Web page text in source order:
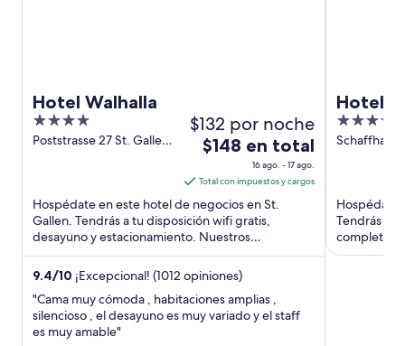
Hotel Walhalla
4
out
Poststrasse 27 St. Gallen
$132 por noche
El
es
de
$148
en
total
por
noche
del
$148 en total
16 ago. - 17 ago.
Total con impuestos y cargos
Hospédate en este hotel de negocios en St.
Gallen. Tendrás a tu disposición wifi gratis,
desayuno y estacionamiento. Nuestros
huéspedes destacan el desayuno ...
9.4/10 ¡Excepcional! (1012 opiniones)
"Cama muy cómoda , habitaciones amplias ,
silencioso , el desayuno es muy variado y el staff
es muy amable"
Hotel
4
out
Hospédate
Tendrás a
completo y
cerca de ...